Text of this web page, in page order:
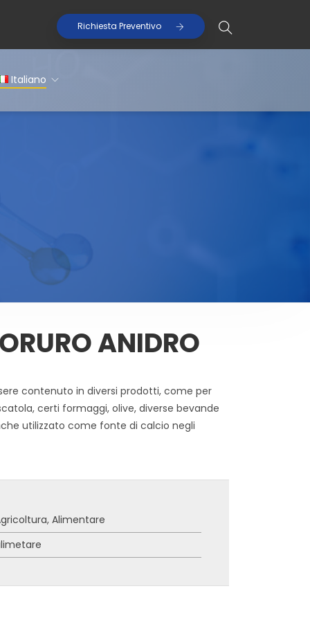
Richiesta Preventivo
Italiano
ANIDRO
contenuto in diversi prodotti, come per
certi formaggi, olive, diverse bevande
utilizzato come fonte di calcio negli
,Alimentare